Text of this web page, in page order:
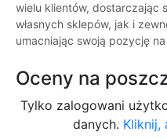
wielu klientów, dostarczając
własnych sklepów, jak i
umacniając swoją pozycję
Oceny na
Tylko zalogowani
danych. Kliknij,